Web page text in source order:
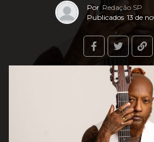
Por Redação SP
Publicados 13 de